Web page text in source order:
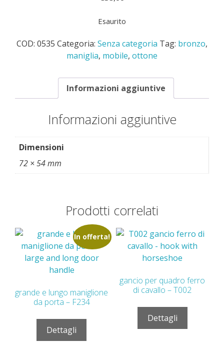
Esaurito
COD: 0535 Categoria: Senza categoria Tag: bronzo,
maniglia, mobile, ottone
Informazioni aggiuntive
Informazioni aggiuntive
Dimensioni
72 × 54 mm
Prodotti correlati
In offerta!
grande e lungo maniglione
da porta – F234
Dettagli
gancio per quadro ferro
di cavallo – T002
Dettagli